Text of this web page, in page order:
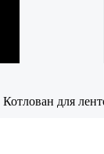
Котлован для